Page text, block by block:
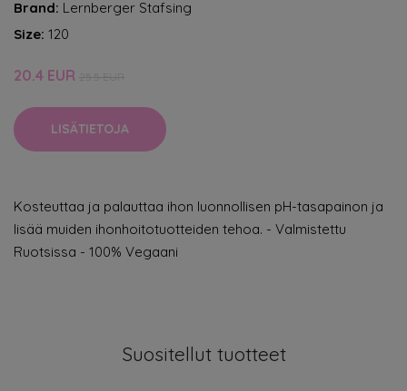
Brand: Lernberger Stafsing
Size: 120
20.4 EUR
LISÄTIETOJA
Kosteuttaa ja palauttaa ihon luonnollisen pH-tasapainon ja
lisää muiden ihonhoitotuotteiden tehoa. - Valmistettu
Ruotsissa - 100% Vegaani
Suositellut tuotteet